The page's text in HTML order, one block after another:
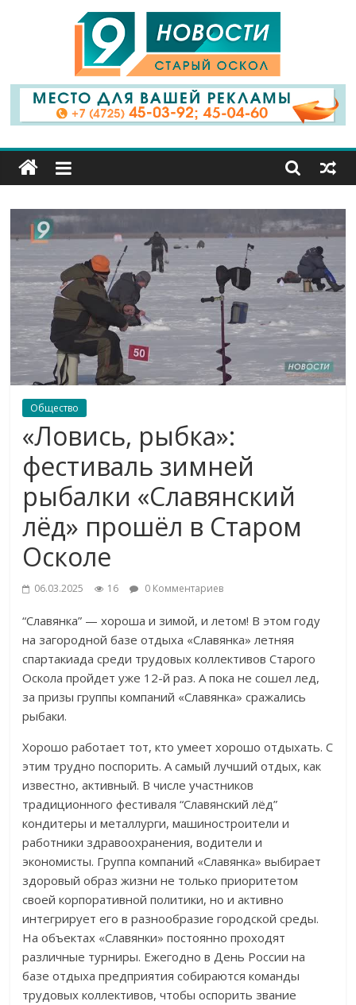
9
Канал
Старый
Оскол
Общество
«Ловись, рыбка»:
фестиваль зимней
рыбалки «Славянский
лёд» прошёл в Старом
Осколе
06.03.2025 16 0 Комментариев
“Славянка” — хороша и зимой, и летом! В этом году
на загородной базе отдыха «Славянка» летняя
спартакиада среди трудовых коллективов Старого
Оскола пройдет уже 12-й раз. А пока не сошел лед,
за призы группы компаний «Славянка» сражались
рыбаки.
Хорошо работает тот, кто умеет хорошо отдыхать. С
этим трудно поспорить. А самый лучший отдых, как
известно, активный. В числе участников
традиционного фестиваля “Славянский лёд”
кондитеры и металлурги, машиностроители и
работники здравоохранения, водители и
экономисты. Группа компаний «Славянка» выбирает
здоровый образ жизни не только приоритетом
своей корпоративной политики, но и активно
интегрирует его в разнообразие городской среды.
На объектах «Славянки» постоянно проходят
различные турниры. Ежегодно в День России на
базе отдыха предприятия собираются команды
трудовых коллективов, чтобы оспорить звание